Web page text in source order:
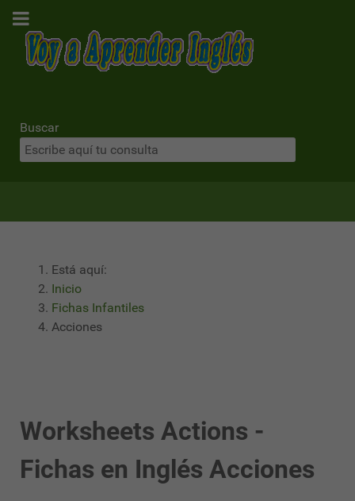
Buscar
Está aquí:
Inicio
Fichas Infantiles
Acciones
Worksheets Actions -
Fichas en Inglés Acciones